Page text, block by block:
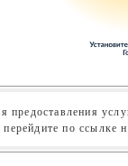
предоставления
перейдите по ссылке